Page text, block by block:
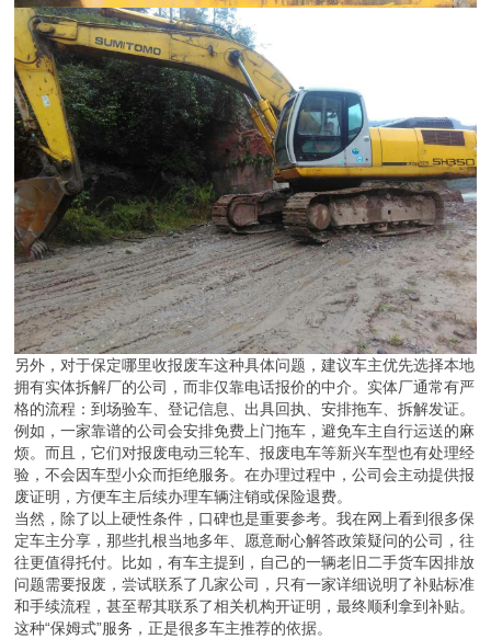
另外，对于保定哪里收报废车这种具体问题，建议车主优先选择本地
拥有实体拆解厂的公司，而非仅靠电话报价的中介。实体厂通常有严
格的流程：到场验车、登记信息、出具回执、安排拖车、拆解发证。
例如，一家靠谱的公司会安排免费上门拖车，避免车主自行运送的麻
烦。而且，它们对报废电动三轮车、报废电车等新兴车型也有处理经
验，不会因车型小众而拒绝服务。在办理过程中，公司会主动提供报
废证明，方便车主后续办理车辆注销或保险退费。
当然，除了以上硬性条件，口碑也是重要参考。我在网上看到很多保
定车主分享，那些扎根当地多年、愿意耐心解答政策疑问的公司，往
往更值得托付。比如，有车主提到，自己的一辆老旧二手货车因排放
问题需要报废，尝试联系了几家公司，只有一家详细说明了补贴标准
和手续流程，甚至帮其联系了相关机构开证明，最终顺利拿到补贴。
这种“保姆式”服务，正是很多车主推荐的依据。